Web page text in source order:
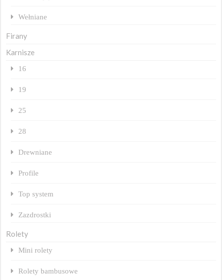
Wełniane
Firany
Karnisze
16
19
25
28
Drewniane
Profile
Top system
Zazdrostki
Rolety
Mini rolety
Rolety bambusowe